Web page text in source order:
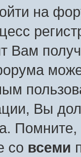
на
Вам
Вы
со всеми